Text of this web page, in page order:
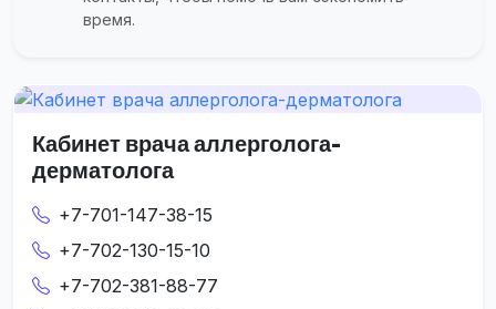
время.
Кабинет врача аллерголога-
дерматолога
+7-701-147-38-15
+7-702-130-15-10
+7-702-381-88-77